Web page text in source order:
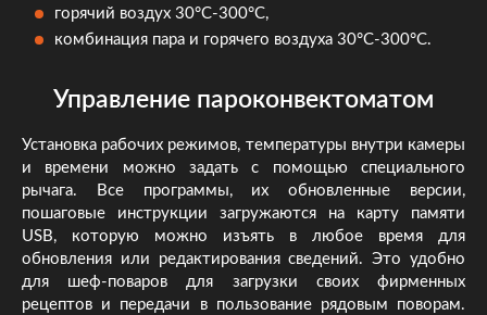
горячий воздух 30°C-300°C,
комбинация пара и горячего воздуха 30°C-300°C.
Управление пароконвектоматом
Установка рабочих режимов, температуры внутри камеры
и времени можно задать с помощью специального
рычага. Все программы, их обновленные версии,
пошаговые инструкции загружаются на карту памяти
USB, которую можно изъять в любое время для
обновления или редактирования сведений. Это удобно
для шеф-поваров для загрузки своих фирменных
рецептов и передачи в пользование рядовым поворам.